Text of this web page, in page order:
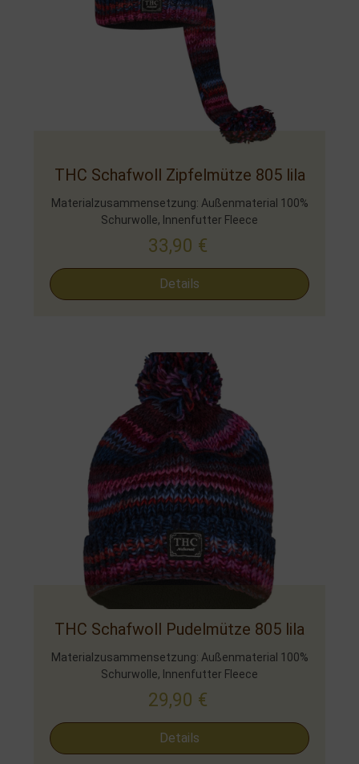
THC Schafwoll Zipfelmütze 805 lila
Materialzusammensetzung: Außenmaterial 100%
Schurwolle, Innenfutter Fleece
33,90 €
Details
THC Schafwoll Pudelmütze 805 lila
Materialzusammensetzung: Außenmaterial 100%
Schurwolle, Innenfutter Fleece
29,90 €
Details